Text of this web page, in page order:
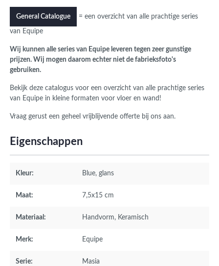
General Catalogue = een overzicht van alle prachtige series
van Equipe
Wij kunnen alle series van Equipe leveren tegen zeer gunstige
prijzen. Wij mogen daarom echter niet de fabrieksfoto's
gebruiken.
Bekijk deze catalogus voor een overzicht van alle prachtige series
van Equipe in kleine formaten voor vloer en wand!
Vraag gerust een geheel vrijblijvende offerte bij ons aan.
Eigenschappen
Kleur: Blue, glans
Maat: 7,5x15 cm
Materiaal: Handvorm, Keramisch
Merk: Equipe
Serie: Masia